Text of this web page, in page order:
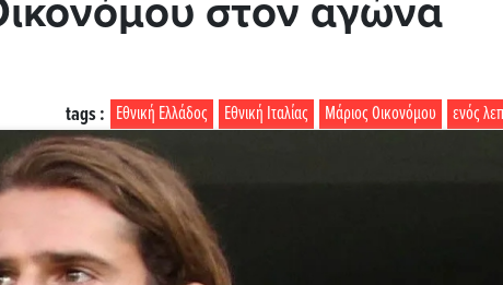
στον αγώνα
ενός
Μάριος Οικονόμου
Εθνική Ιταλίας
Εθνική Ελλάδος
tags :